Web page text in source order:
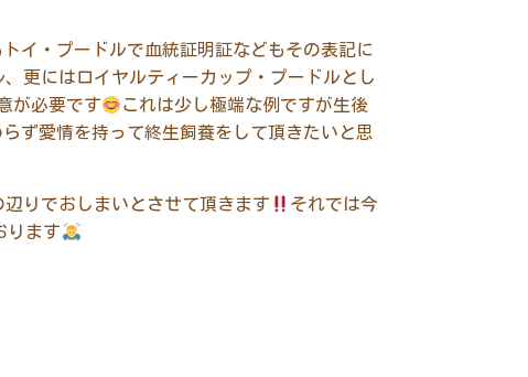
イ・プードルで血統証明証などもその表記に
更にはロイヤルティーカップ・プードルとし
が必要です
これは少し極端な例ですが生後
ず愛情を持って終生飼養をして頂きたいと思
りでおしまいとさせて頂きます
それでは今
ります